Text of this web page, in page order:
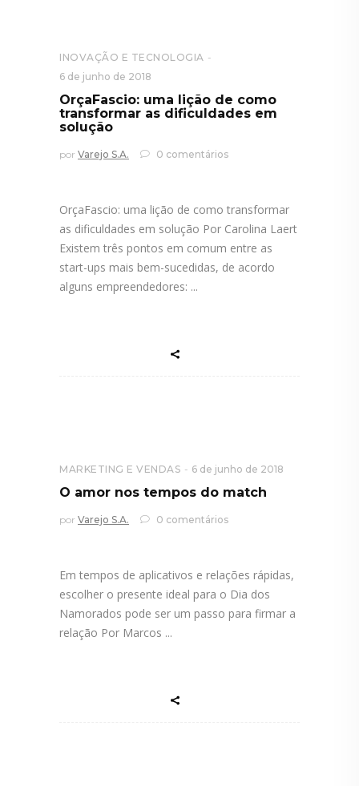
INOVAÇÃO E TECNOLOGIA
6 de junho de 2018
OrçaFascio: uma lição de como
transformar as dificuldades em
solução
por Varejo S.A. 0 comentários
OrçaFascio: uma lição de como transformar
as dificuldades em solução Por Carolina Laert
Existem três pontos em comum entre as
start-ups mais bem-sucedidas, de acordo
alguns empreendedores:
MARKETING E VENDAS 6 de junho de 2018
O amor nos tempos do match
por Varejo S.A. 0 comentários
Em tempos de aplicativos e relações rápidas,
escolher o presente ideal para o Dia dos
Namorados pode ser um passo para firmar a
relação Por Marcos